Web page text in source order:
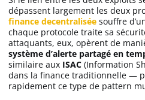
dépassent largement les deux
finance decentralisée souffre
chaque protocole traite sa
attaquants, eux, opèrent de
système d’alerte partagé en
similaire aux ISAC (Information
dans la finance traditionnelle —
rapidement ce type de pattern